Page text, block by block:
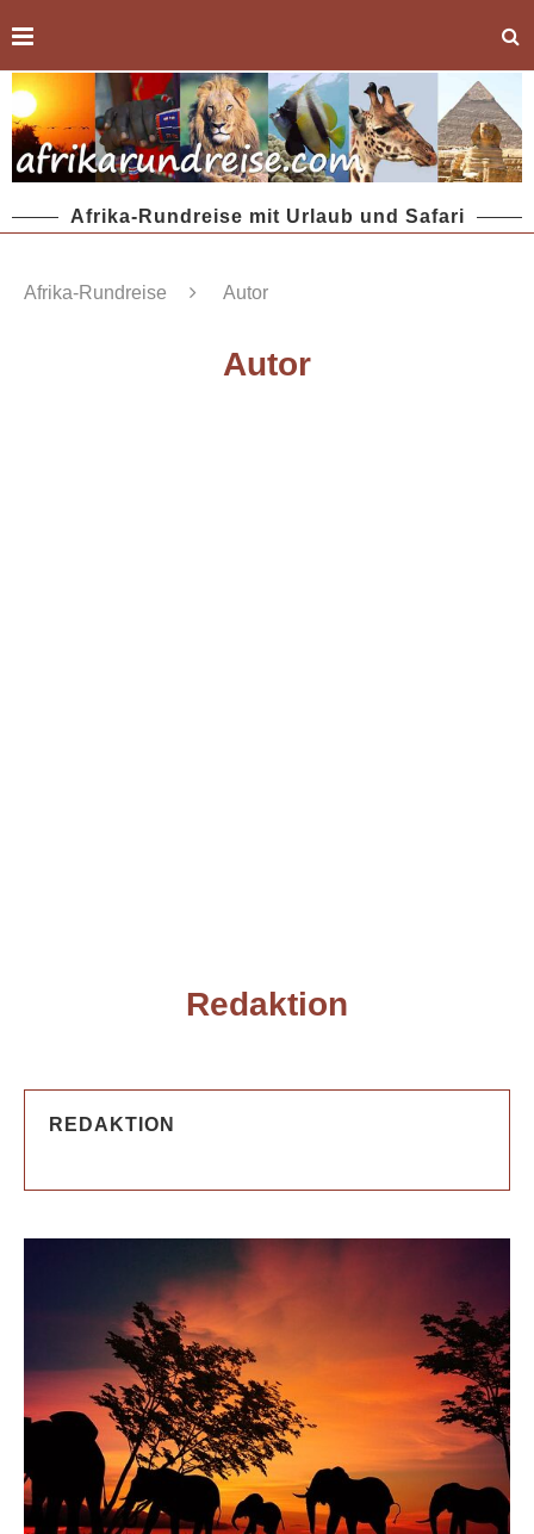
Afrika-Rundreise mit Urlaub und Safari
Afrika-Rundreise Autor
Autor
Redaktion
REDAKTION